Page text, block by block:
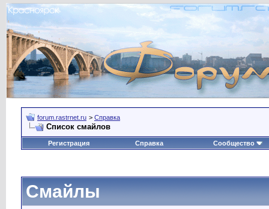
forum.rastrnet.ru > Справка
Список смайлов
Регистрация Справка Сообщество
Смайлы